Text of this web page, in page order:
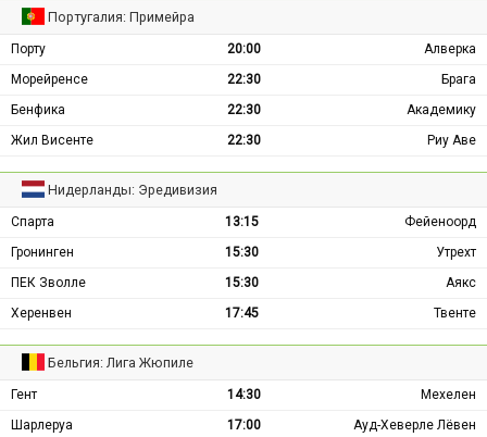
Португалия: Примейра
Порту 20:00
Алверка
Морейренсе
22:30
Брага
Бенфика
22:30
Академику
Жил Висенте
22:30 Риу Аве
Нидерланды: Эредивизия
Спарта 13:15
Фейеноорд
Гронинген
15:30
Утрехт
ПЕК Зволле
15:30
Аякс
Херенвен
17:45 Твенте
Бельгия: Лига Жюпиле
Гент 14:30
Мехелен
Шарлеруа
17:00
Ауд-Хеверле Лёвен